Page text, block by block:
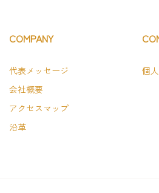
COMPANY
代表メッセージ
会社概要
アクセスマップ
沿革
個